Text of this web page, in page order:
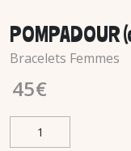
POMPADOUR
Bracelets Femmes
45€